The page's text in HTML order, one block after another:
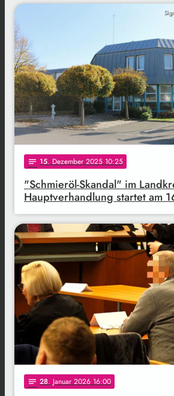
notes 15. Dezember 2025 10:25
"Schmieröl-Skandal" im
Hauptverhandlung startet am
notes 28. Januar 2026 16:00